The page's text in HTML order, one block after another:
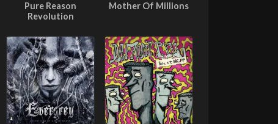
Pure Reason
Revolution
Mother Of Millions